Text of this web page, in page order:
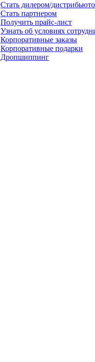
Стать дилером/
Стать партнером
Получить прайс-лист
Узнать об условиях
Корпоративные заказы
Корпоративные подарки
Дропшиппинг